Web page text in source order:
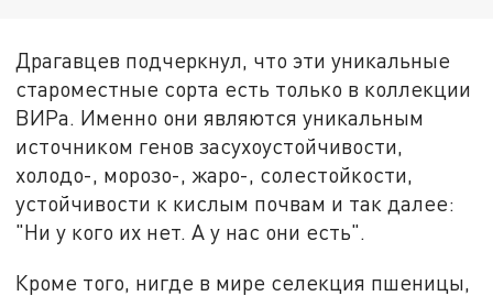
Драгавцев подчеркнул, что эти уникальные
староместные сорта есть только в коллекции
ВИРа. Именно они являются уникальным
источником генов засухоустойчивости,
холодо-, морозо-, жаро-, солестойкости,
устойчивости к кислым почвам и так далее:
"Ни у кого их нет. А у нас они есть".
Кроме того, нигде в мире селекция пшеницы,